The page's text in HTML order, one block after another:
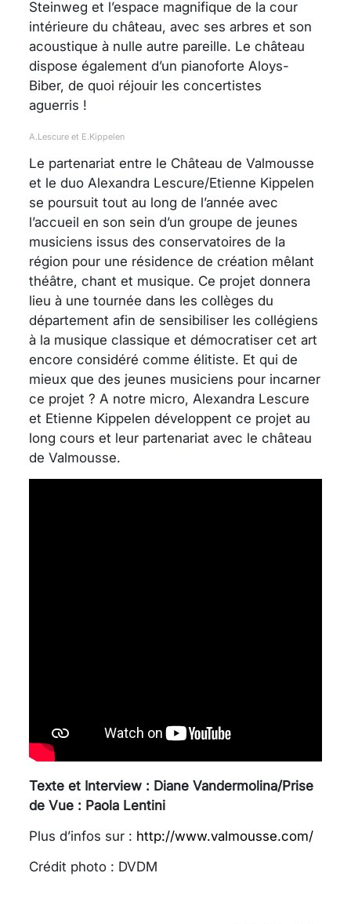
Steinweg et l’espace magnifique de la cour
intérieure du château, avec ses arbres et son
acoustique à nulle autre pareille. Le château
dispose également d’un pianoforte Aloys-
Biber, de quoi réjouir les concertistes
aguerris !
A.Lescure et E.Kippelen
Le partenariat entre le Château de Valmousse
et le duo Alexandra Lescure/Etienne Kippelen
se poursuit tout au long de l’année avec
l’accueil en son sein d’un groupe de jeunes
musiciens issus des conservatoires de la
région pour une résidence de création mêlant
théâtre, chant et musique. Ce projet donnera
lieu à une tournée dans les collèges du
département afin de sensibiliser les collégiens
à la musique classique et démocratiser cet art
encore considéré comme élitiste. Et qui de
mieux que des jeunes musiciens pour incarner
ce projet ? A notre micro, Alexandra Lescure
et Etienne Kippelen développent ce projet au
long cours et leur partenariat avec le château
de Valmousse.
Texte et Interview : Diane Vandermolina/Prise
de Vue : Paola Lentini
Plus d’infos sur : http://www.valmousse.com/
Crédit photo : DVDM